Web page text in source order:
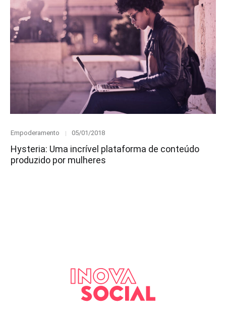
Category
Empoderamento
Posted
05/01/2018
Hysteria: Uma incrível plataforma de conteúdo
produzido por mulheres